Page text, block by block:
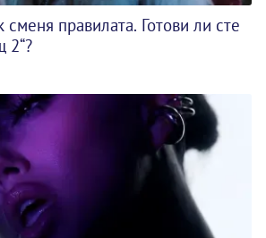
правилата. Готови ли сте
2“?